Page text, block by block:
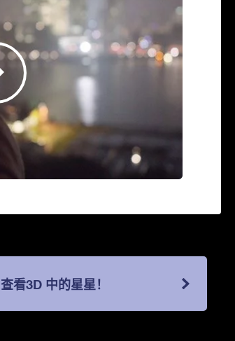
查看3D 中的星星！